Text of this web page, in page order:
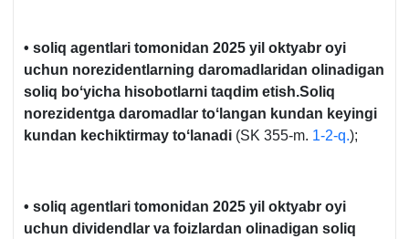
• soliq agentlari tomonidan 2025 yil oktyabr oyi
uchun norezidentlarning daromadlaridan olinadigan
soliq boʻyicha hisobotlarni taqdim etish.Soliq
norezidentga daromadlar toʻlangan kundan keyingi
kundan kechiktirmay toʻlanadi (SK 355-m. 1-2-q.);
• soliq agentlari tomonidan 2025 yil oktyabr oyi
uchun dividendlar va foizlardan olinadigan soliq